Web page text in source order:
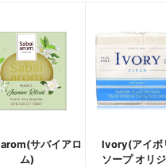
サバイアロ
ム)
Ivory(アイボ
ソープ オリ